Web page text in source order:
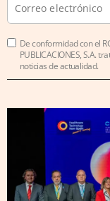
De conformidad con el
PUBLICACIONES, S.A.
noticias de actualidad.